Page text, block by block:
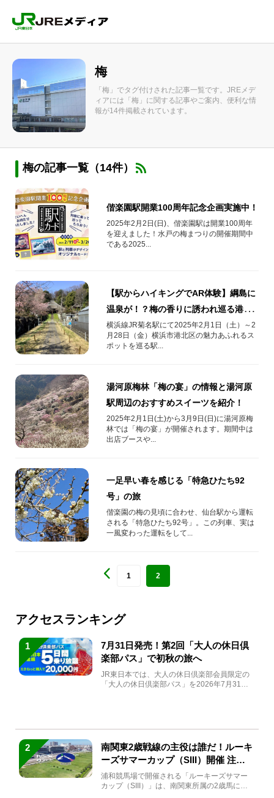
梅
「梅」でタグ付けされた記事一覧です。JREメデ
ィアには「梅」に関する記事やご案内、便利な情
報が14件掲載されています。
梅の記事一覧（14件）
偕楽園駅開業100周年記念企画実施中！
2025年2月2日(日)、偕楽園駅は開業100周年
を迎えました！水戸の梅まつりの開催期間中
である2025...
【駅からハイキングでAR体験】綱島に
温泉が！？梅の香りに誘われ巡る港北
区今昔散歩
横浜線JR菊名駅にて2025年2月1日（土）～2
月28日（金）横浜市港北区の魅力あふれるス
ポットを巡る駅...
湯河原梅林「梅の宴」の情報と湯河原
駅周辺のおすすめスイーツを紹介！
2025年2月1日(土)から3月9日(日)に湯河原梅
林では「梅の宴」が開催されます。期間中は
出店ブースや...
一足早い春を感じる「特急ひたち92
号」の旅
偕楽園の梅の見頃に合わせ、仙台駅から運転
される「特急ひたち92号」。この列車、実は
一風変わった運転をして...
1 2
アクセスランキング
1
7月31日発売！第2回「大人の休日倶
楽部パス」で初秋の旅へ
JR東日本では、大人の休日倶楽部会員限定の
「大人の休日倶楽部パス」を2026年7月31日
2
南関東2歳戦線の主役は誰だ！ルーキ
ーズサマーカップ（SIII）開催 注目
馬と見どころをチェック
浦和競馬場で開催される「ルーキーズサマー
カップ（SIII）」は、南関東所属の2歳馬によ